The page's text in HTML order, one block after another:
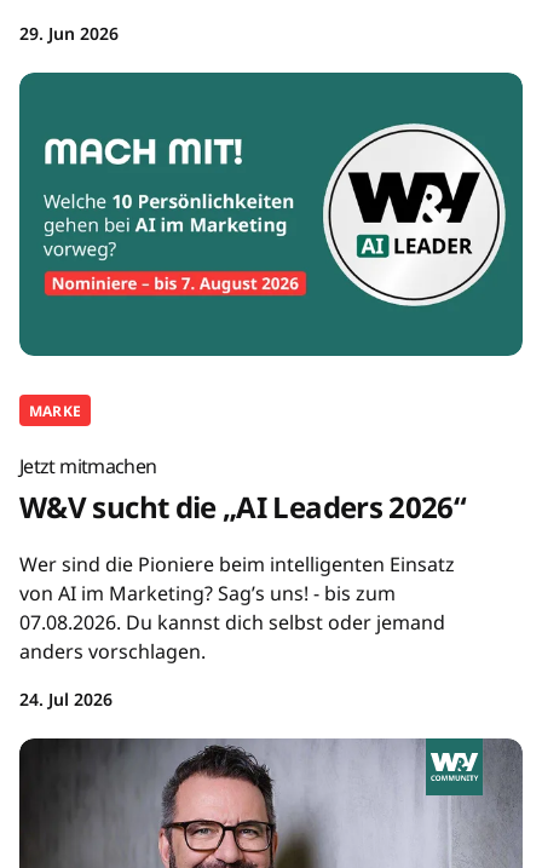
29. Jun 2026
MARKE
Jetzt mitmachen
W&V sucht die „AI Leaders 2026“
Wer sind die Pioniere beim intelligenten Einsatz
von AI im Marketing? Sag’s uns! - bis zum
07.08.2026. Du kannst dich selbst oder jemand
anders vorschlagen.
24. Jul 2026